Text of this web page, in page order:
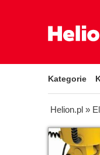
Kategorie
Helion.pl »